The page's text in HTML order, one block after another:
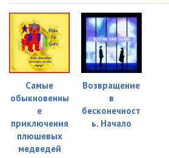
Самые
обыкновенны
е
приключения
плюшевых
медведей
Возвращение
в
бесконечност
ь. Начало